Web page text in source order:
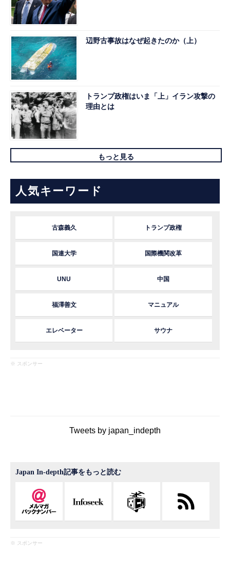
辺野古事故はなぜ起きたのか（上）
トランプ政権はいま「上」イラン攻撃の
理由とは
もっと見る
人気キーワード
古森義久 トランプ政権
国連大学 国際機関改革
UNU 中国
福澤善文 マニュアル
エレベーター サウナ
※ スポンサー
Tweets by japan_indepth
Japan In-depth記事をもっと読む
※ スポンサー